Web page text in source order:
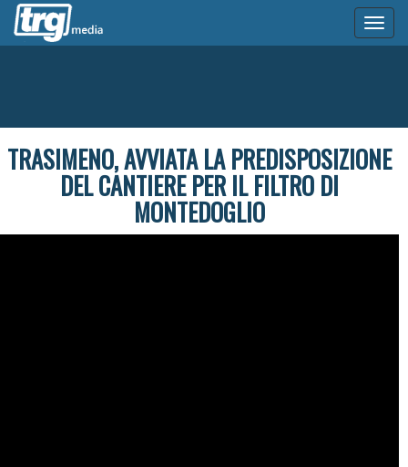
TRASIMENO, AVVIATA LA PREDISPOSIZIONE
DEL CANTIERE PER IL FILTRO DI
MONTEDOGLIO